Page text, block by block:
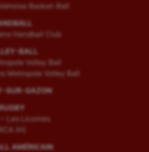
Basket-Ball
Handball Club
BALL
Volley Ball
Metropole Volley Ball
SUR-GAZON
– Les Licornes
(H)
AMÉRICAIN